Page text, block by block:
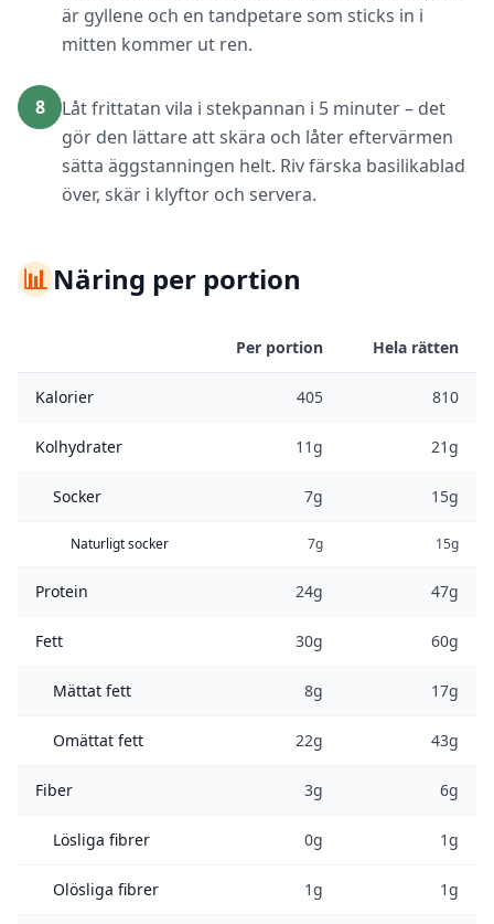
är gyllene och en tandpetare som sticks in i
mitten kommer ut ren.
8
Låt frittatan vila i stekpannan i 5 minuter – det
gör den lättare att skära och låter eftervärmen
sätta äggstanningen helt. Riv färska basilikablad
över, skär i klyftor och servera.
📊Näring per portion
Per portion Hela rätten
Kalorier 405 810
Kolhydrater 11g 21g
Socker 7g 15g
Naturligt socker 7g 15g
Protein 24g 47g
Fett 30g 60g
Mättat fett 8g 17g
Omättat fett 22g 43g
Fiber 3g 6g
Lösliga fibrer 0g 1g
Olösliga fibrer 1g 1g